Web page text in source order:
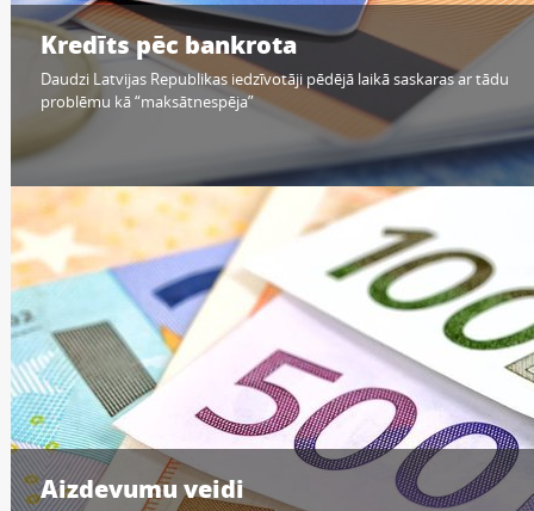
Kredīts pēc bankrota
Daudzi Latvijas Republikas iedzīvotāji pēdējā laikā saskaras ar tādu
problēmu kā “maksātnespēja”
Aizdevumu veidi